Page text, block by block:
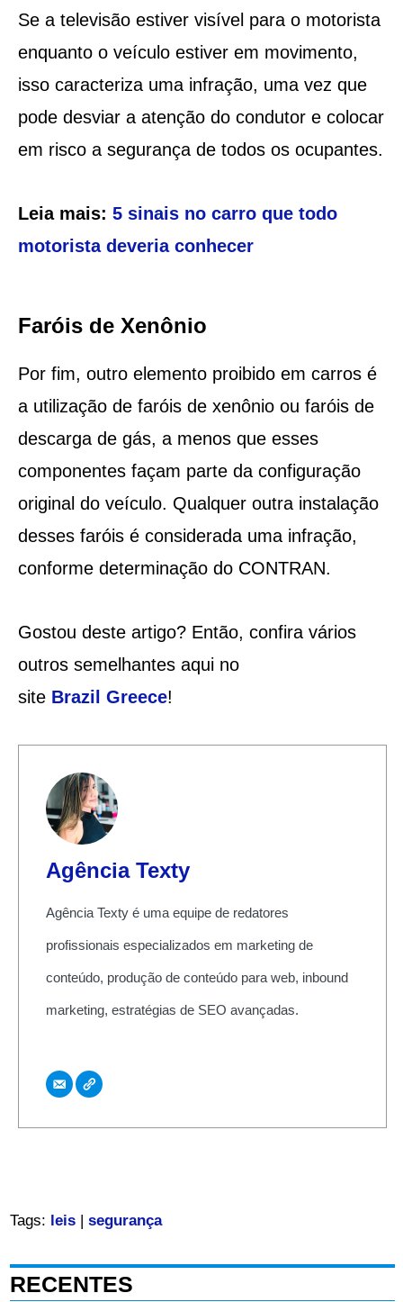
Se a televisão estiver visível para o motorista
enquanto o veículo estiver em movimento,
isso caracteriza uma infração, uma vez que
pode desviar a atenção do condutor e colocar
em risco a segurança de todos os ocupantes.
Leia mais: 5 sinais no carro que todo
motorista deveria conhecer
Faróis de Xenônio
Por fim, outro elemento proibido em carros é
a utilização de faróis de xenônio ou faróis de
descarga de gás, a menos que esses
componentes façam parte da configuração
original do veículo. Qualquer outra instalação
desses faróis é considerada uma infração,
conforme determinação do CONTRAN.
Gostou deste artigo? Então, confira vários
outros semelhantes aqui no
site Brazil Greece!
Agência Texty
Agência Texty é uma equipe de redatores
profissionais especializados em marketing de
conteúdo, produção de conteúdo para web, inbound
marketing, estratégias de SEO avançadas.
Tags: leis| segurança
RECENTES